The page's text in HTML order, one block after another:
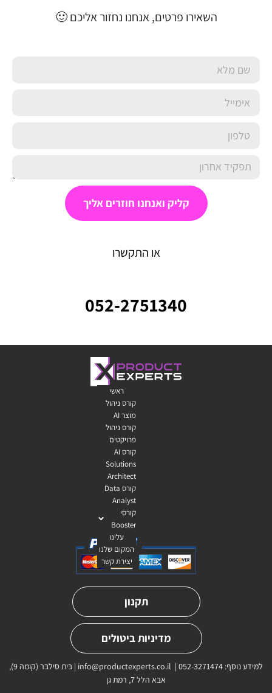
השאירו פרטים, אנחנו נחזור אליכם 🙂
קליק ואנחנו חוזרים אליך
או התקשרו
052-2751340⁩
ראשי
קורס ניהול
מוצר AI
קורס ניהול
פרויקטים
קורס AI
Solutions
Architect
קורס Data
Analyst
קורסי
Booster
עלינו
המקום שלנו
יצירת קשר
תקנון
מדיניות ביטולים
למידע נוסף: 052-3271474
⁩ |
info@productexperts.co.il
| בית סילבר (קומה 9),
אבא הלל 7, רמת גן